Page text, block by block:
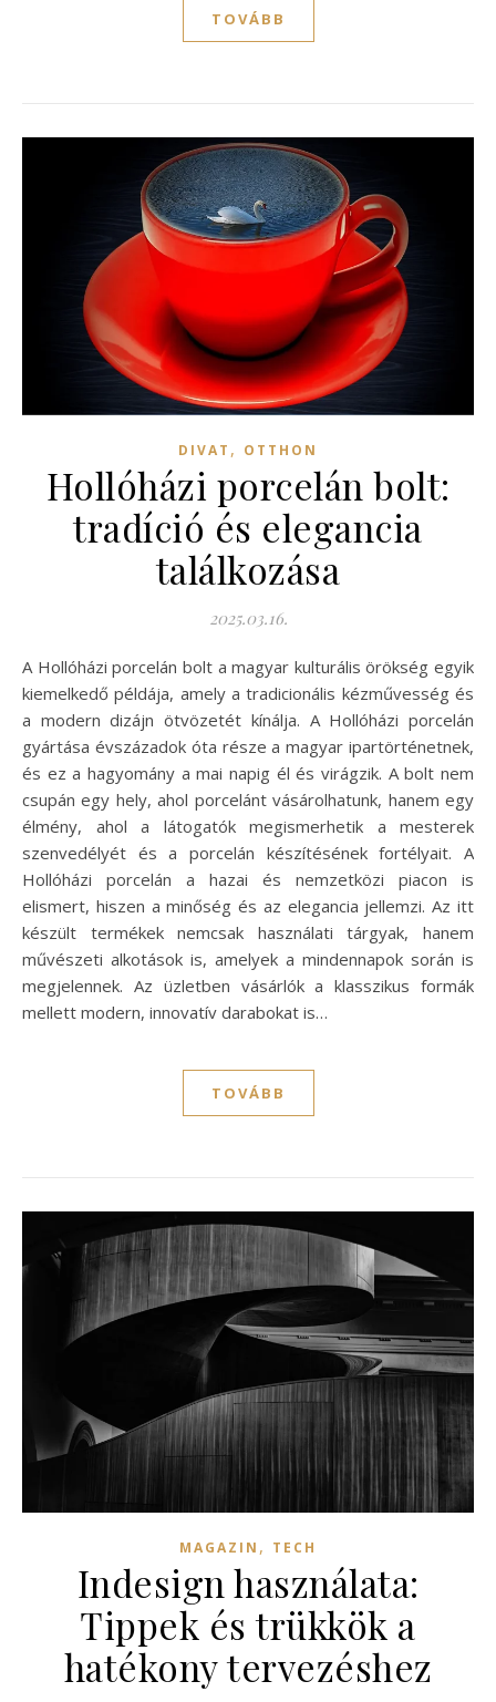
TOVÁBB
DIVAT , OTTHON
Hollóházi porcelán bolt:
tradíció és elegancia
találkozása
2025.03.16.
A Hollóházi porcelán bolt a magyar kulturális örökség egyik
kiemelkedő példája, amely a tradicionális kézművesség és
a modern dizájn ötvözetét kínálja. A Hollóházi porcelán
gyártása évszázadok óta része a magyar ipartörténetnek,
és ez a hagyomány a mai napig él és virágzik. A bolt nem
csupán egy hely, ahol porcelánt vásárolhatunk, hanem egy
élmény, ahol a látogatók megismerhetik a mesterek
szenvedélyét és a porcelán készítésének fortélyait. A
Hollóházi porcelán a hazai és nemzetközi piacon is
elismert, hiszen a minőség és az elegancia jellemzi. Az itt
készült termékek nemcsak használati tárgyak, hanem
művészeti alkotások is, amelyek a mindennapok során is
megjelennek. Az üzletben vásárlók a klasszikus formák
mellett modern, innovatív darabokat is…
TOVÁBB
MAGAZIN , TECH
Indesign használata:
Tippek és trükkök a
hatékony tervezéshez